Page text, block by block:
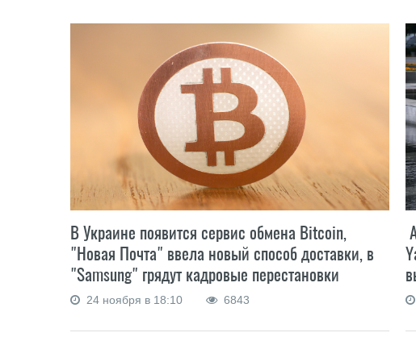
В Украине появится сервис обмена Bitcoin,
"Новая Почта" ввела новый способ доставки, в
"Samsung" грядут кадровые перестановки
24 ноября в 18:10 6843